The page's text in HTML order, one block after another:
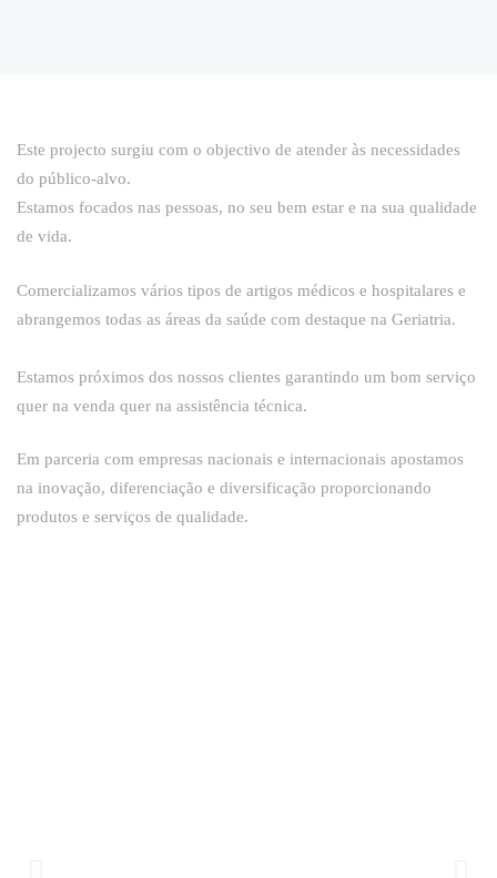
Este projecto surgiu com o objectivo de atender às necessidades
do público-alvo.
Estamos focados nas pessoas, no seu bem estar e na sua qualidade
de vida.
Comercializamos vários tipos de artigos médicos e hospitalares e
abrangemos todas as áreas da saúde com destaque na Geriatria.
Estamos próximos dos nossos clientes garantindo um bom serviço
quer na venda quer na assistência técnica.
Em parceria com empresas nacionais e internacionais apostamos
na inovação, diferenciação e diversificação proporcionando
produtos e serviços de qualidade.